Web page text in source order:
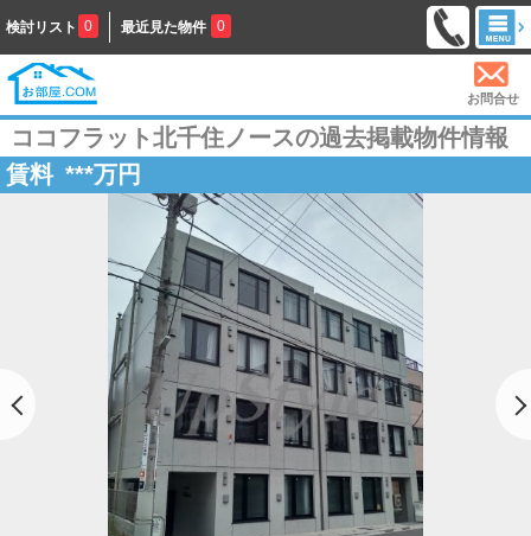
検討リスト 0 最近見た物件 0
お問合せ
ココフラット北千住ノースの過去掲載物件情報
賃料 ***万円